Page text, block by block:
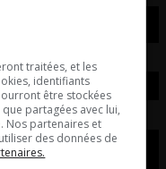
traitées, et les
identifiants
être stockées
partagées avec lui,
Nos partenaires et
des données de